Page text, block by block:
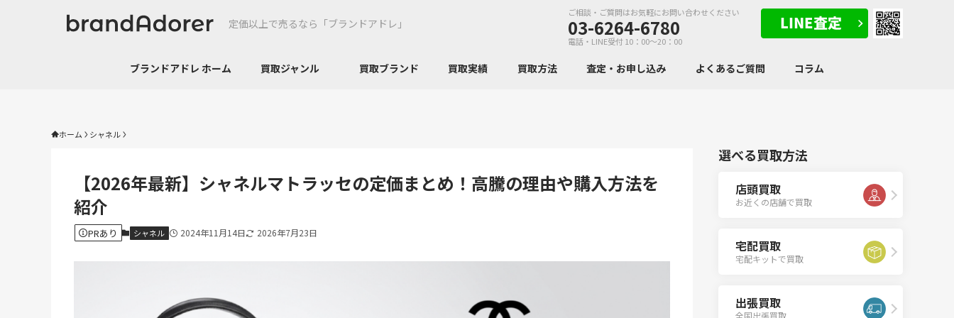
定価以上で売るなら 「ブランドアドレ」
ご相談・ご質問はお気軽にお問い合わせください
03-6264-6780
電話・LINE受付 10：00～20：00
ブランドアドレ ホーム 買取ジャンル 買取ブランド 買取実績 買取方法 査定・お申し込み よくあるご質問 コラム
ホーム シャネル
【2026年最新】シャネルマトラッセの定価まとめ！高騰の理由や購入方法を
紹介
PRあり シャネル 2024年11月14日 2026年7月23日
選べる買取方法
店頭買取
お近くの店舗で買取
宅配買取
宅配キットで買取
出張買取
全国出張買取